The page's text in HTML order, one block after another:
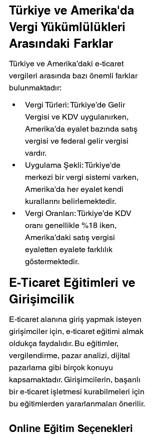
Türkiye ve Amerika'da
Vergi Yükümlülükleri
Arasındaki Farklar
Türkiye ve Amerika’daki e-ticaret
vergileri arasında bazı önemli farklar
bulunmaktadır:
Vergi Türleri: Türkiye’de Gelir
Vergisi ve KDV uygulanırken,
Amerika’da eyalet bazında satış
vergisi ve federal gelir vergisi
vardır.
Uygulama Şekli: Türkiye'de
merkezi bir vergi sistemi varken,
Amerika'da her eyalet kendi
kurallarını belirlemektedir.
Vergi Oranları: Türkiye’de KDV
oranı genellikle %18 iken,
Amerika’daki satış vergisi
eyaletten eyalete farklılık
göstermektedir.
E-Ticaret Eğitimleri ve
Girişimcilik
E-ticaret alanına giriş yapmak isteyen
girişimciler için, e-ticaret eğitimi almak
oldukça faydalıdır. Bu eğitimler,
vergilendirme, pazar analizi, dijital
pazarlama gibi birçok konuyu
kapsamaktadır. Girişimcilerin, başarılı
bir e-ticaret işletmesi kurabilmeleri için
bu eğitimlerden yararlanmaları önerilir.
Online Eğitim Seçenekleri